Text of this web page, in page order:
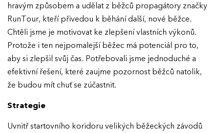
hravým způsobem a udělat z běžců propagátory značky
RunTour, kteří přivedou k běhání další, nové běžce.
Chtěli jsme je motivovat ke zlepšení vlastních výkonů.
Protože i ten nejpomalejší běžec má potenciál pro to,
aby si zlepšil svůj čas. Potřebovali jsme jednoduché a
efektivní řešení, které zaujme pozornost běžců natolik,
že budou mít chuť se zúčastnit.
Strategie
Uvnitř startovního koridoru velikých běžeckých závodů